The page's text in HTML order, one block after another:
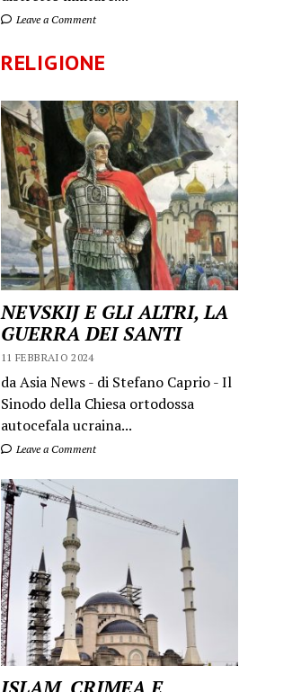
Leave a Comment
RELIGIONE
NEVSKIJ E GLI ALTRI, LA
GUERRA DEI SANTI
11 FEBBRAIO 2024
da Asia News - di Stefano Caprio - Il
Sinodo della Chiesa ortodossa
autocefala ucraina...
Leave a Comment